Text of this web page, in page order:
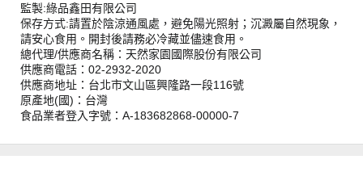
監製:綠品鑫田有限公司
保存方式:請置於陰涼通風處，避免陽光照射；沉澱屬自然現象，
請安心食用。開封後請務必冷藏並儘速食用。
總代理/供應商名稱：天然家園國際股份有限公司
供應商電話：02-2932-2020
供應商地址：台北市文山區興隆路一段116號
原產地(國)：台灣
食品業者登入字號：A-183682868-00000-7